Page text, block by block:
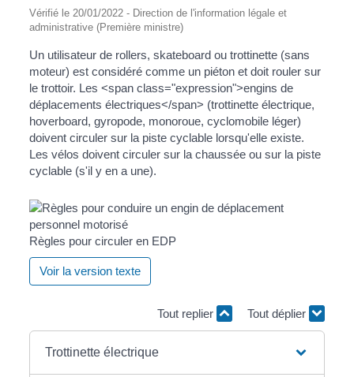
Vérifié le 20/01/2022 - Direction de l'information légale et
administrative (Première ministre)
Un utilisateur de rollers, skateboard ou trottinette (sans
moteur) est considéré comme un piéton et doit rouler sur
le trottoir. Les <span class="expression">engins de
déplacements électriques</span> (trottinette électrique,
hoverboard, gyropode, monoroue, cyclomobile léger)
doivent circuler sur la piste cyclable lorsqu'elle existe.
Les vélos doivent circuler sur la chaussée ou sur la piste
cyclable (s'il y en a une).
Règles pour circuler en EDP
Voir la version texte
Tout replier Tout déplier
Trottinette électrique